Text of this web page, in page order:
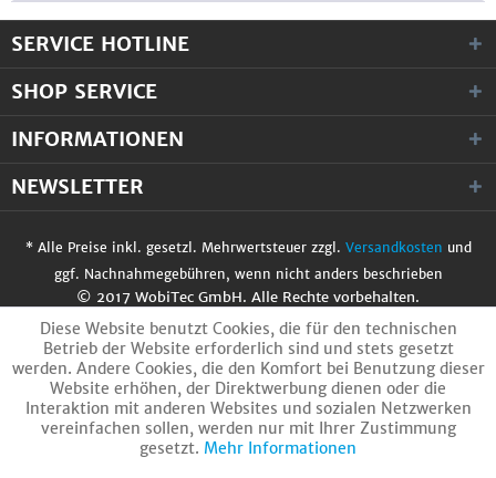
SERVICE HOTLINE
SHOP SERVICE
INFORMATIONEN
NEWSLETTER
* Alle Preise inkl. gesetzl. Mehrwertsteuer zzgl. Versandkosten und
ggf. Nachnahmegebühren, wenn nicht anders beschrieben
© 2017 WobiTec GmbH. Alle Rechte vorbehalten.
Diese Website benutzt Cookies, die für den technischen
Betrieb der Website erforderlich sind und stets gesetzt
werden. Andere Cookies, die den Komfort bei Benutzung dieser
Website erhöhen, der Direktwerbung dienen oder die
Interaktion mit anderen Websites und sozialen Netzwerken
vereinfachen sollen, werden nur mit Ihrer Zustimmung
gesetzt. Mehr Informationen